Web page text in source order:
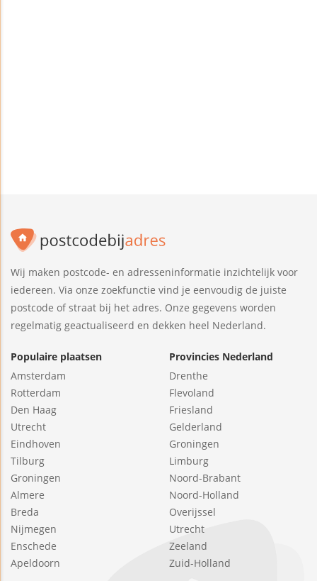
Wij maken postcode- en adresseninformatie inzichtelijk voor
iedereen. Via onze zoekfunctie vind je eenvoudig de juiste
postcode of straat bij het adres. Onze gegevens worden
regelmatig geactualiseerd en dekken heel Nederland.
Populaire plaatsen
Amsterdam
Rotterdam
Den Haag
Utrecht
Eindhoven
Tilburg
Groningen
Almere
Breda
Nijmegen
Enschede
Apeldoorn
Provincies Nederland
Drenthe
Flevoland
Friesland
Gelderland
Groningen
Limburg
Noord-Brabant
Noord-Holland
Overijssel
Utrecht
Zeeland
Zuid-Holland